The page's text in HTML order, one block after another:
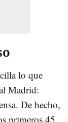
lo que
Madrid:
De hecho,
primeros 45